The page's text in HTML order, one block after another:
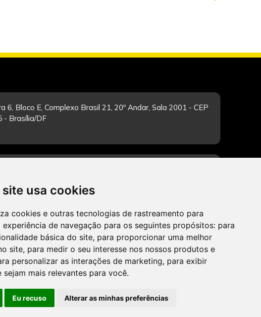
site usa cookies
cookies e outras tecnologias de rastreamento para
experiência de navegação para os seguintes propósitos: para
básica do site, para proporcionar uma melhor
site, para medir o seu interesse nos nossos produtos e
personalizar as interações de marketing, para exibir
sejam mais relevantes para você.
Eu recuso Alterar as minhas preferências
6, Bloco E, Complexo Brasil 21, 20º Andar, Sala 2001 - CEP
- Brasília/DF
CADASTRAR